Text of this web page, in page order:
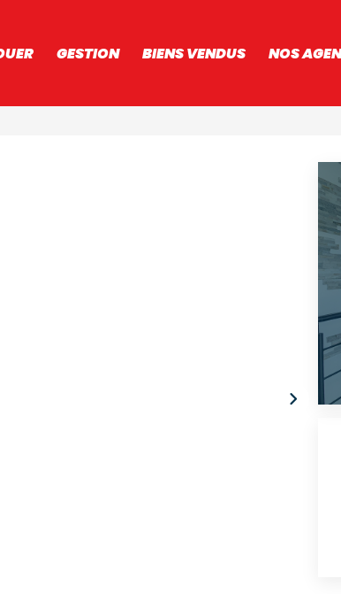
GESTION BIENS VENDUS NOS